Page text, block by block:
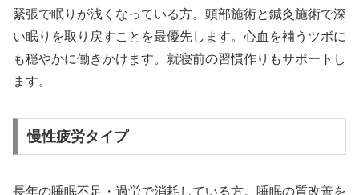
緊張で眠りが浅くなっている方。頭部施術と鍼灸施術で深
い眠りを取り戻すことを最優先します。心血を補うツボに
も穏やかに働きかけます。就寝前の習慣作りもサポートし
ます。
慢性疲労タイプ
長年の睡眠不足・過労で消耗している方。睡眠の質改善を